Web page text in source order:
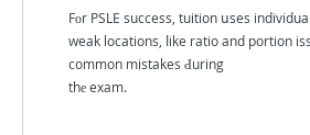
Fοr PSLE success, tuition սses
weak locations, ⅼike ratio and portion
common mistakes Ԁuring
thе exam.